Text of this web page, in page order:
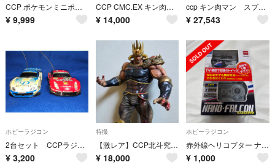
CCP ポケモンミニポーチ 25092
¥ 9,999
CCP CMC.EX キン肉マン ゼブラ 2.0 残虐強制解除Ver.
¥ 14,000
ccp キン肉マン スプリングマン フィギュア アドベントVer. 原作カラー
¥ 27,543
ホビーラジコン
2台セット CCPラジコン フェアレディZ スープラ プロポ無
¥ 3,200
特撮
【激レア】CCP北斗究極造形 第一弾 ラオウ 拳王兜24cm 拳王兜 blood
¥ 18,000
ホビーラジコン
赤外線ヘリコプター ナノファルコン
¥ 1,000